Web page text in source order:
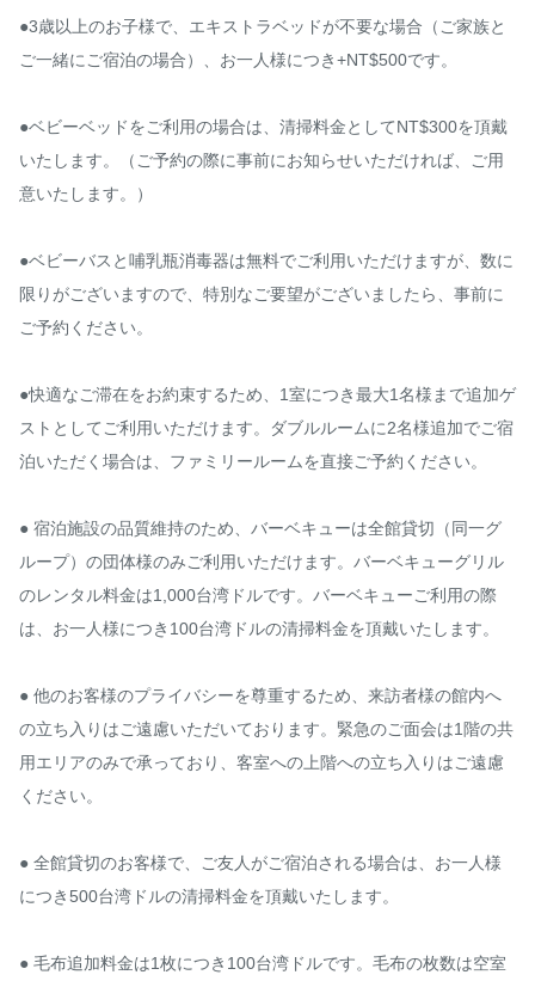
●3歳以上のお子様で、エキストラベッドが不要な場合（ご家族と
ご一緒にご宿泊の場合）、お一人様につき+NT$500です。
●ベビーベッドをご利用の場合は、清掃料金としてNT$300を頂戴
いたします。（ご予約の際に事前にお知らせいただければ、ご用
意いたします。）
●ベビーバスと哺乳瓶消毒器は無料でご利用いただけますが、数に
限りがございますので、特別なご要望がございましたら、事前に
ご予約ください。
●快適なご滞在をお約束するため、1室につき最大1名様まで追加ゲ
ストとしてご利用いただけます。ダブルルームに2名様追加でご宿
泊いただく場合は、ファミリールームを直接ご予約ください。
● 宿泊施設の品質維持のため、バーベキューは全館貸切（同一グ
ループ）の団体様のみご利用いただけます。バーベキューグリル
のレンタル料金は1,000台湾ドルです。バーベキューご利用の際
は、お一人様につき100台湾ドルの清掃料金を頂戴いたします。
● 他のお客様のプライバシーを尊重するため、来訪者様の館内へ
の立ち入りはご遠慮いただいております。緊急のご面会は1階の共
用エリアのみで承っており、客室への上階への立ち入りはご遠慮
ください。
● 全館貸切のお客様で、ご友人がご宿泊される場合は、お一人様
につき500台湾ドルの清掃料金を頂戴いたします。
● 毛布追加料金は1枚につき100台湾ドルです。毛布の枚数は空室